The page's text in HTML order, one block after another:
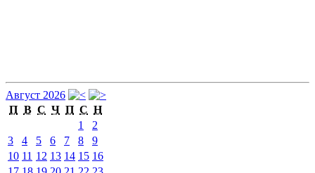
Август 2026
П В С Ч П С Н
1
2
3
4 5 6 7 8
9
10 11 12 13 14 15 16